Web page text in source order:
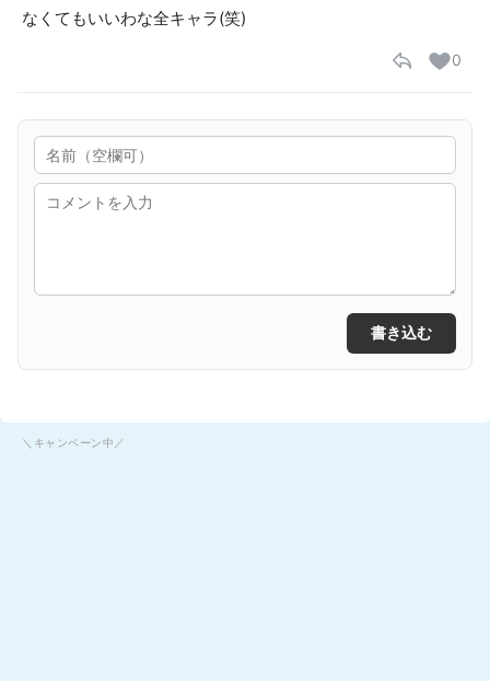
なくてもいいわな全キャラ(笑)
0
書き込む
＼キャンペーン中／